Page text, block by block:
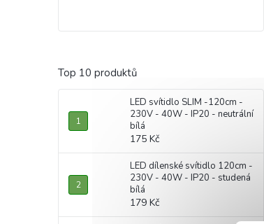
Top 10 produktů
LED svítidlo SLIM -120cm -
230V - 40W - IP20 - neutrální
bílá
175 Kč
LED dílenské svítidlo 120cm -
230V - 40W - IP20 - studená
bílá
179 Kč